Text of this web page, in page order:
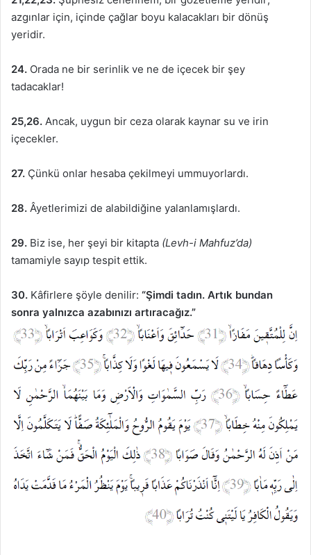
azgınlar için, içinde çağlar boyu kalacakları bir dönüş
yeridir.
24. Orada ne bir serinlik ve ne de içecek bir şey
tadacaklar!
25,26. Ancak, uygun bir ceza olarak kaynar su ve irin
içecekler.
27. Çünkü onlar hesaba çekilmeyi ummuyorlardı.
28. Âyetlerimizi de alabildiğine yalanlamışlardı.
29. Biz ise, her şeyi bir kitapta (Levh-i Mahfuz’da)
tamamiyle sayıp tespit ettik.
30. Kâfirlere şöyle denilir: “Şimdi tadın. Artık bundan
sonra yalnızca azabınızı artıracağız.”